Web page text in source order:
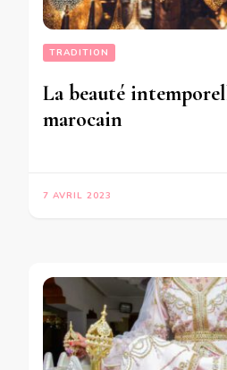
TRADITION
La beauté
marocain
7 AVRIL 2023